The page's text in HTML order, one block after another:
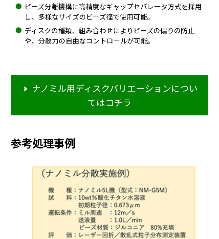
ビーズ分離機構に高精度なギャップセパレータ方式を採用
し、多様なサイズのビーズ径で使用可能。
ディスクの種類、組み合わせによりビーズの偏りの防止
や、分散力の自由なコントロールが可能。
ナノミル用ディスクバリエーションについ
てはコチラ
参考処理事例